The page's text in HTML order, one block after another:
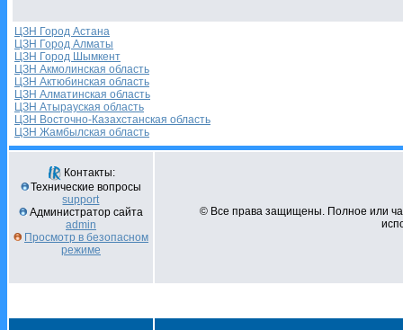
ЦЗН Город Астана
ЦЗН Город Алматы
ЦЗН Город Шымкент
ЦЗН Акмолинская область
ЦЗН Актюбинская область
ЦЗН Алматинская область
ЦЗН Атырауская область
ЦЗН Восточно-Казахстанская область
ЦЗН Жамбылская область
Контакты:
Технические вопросы
support
Администратор сайта
admin
Просмотр в безопасном
режиме
© Все права защищены. Полное или